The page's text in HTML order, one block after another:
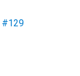
#129